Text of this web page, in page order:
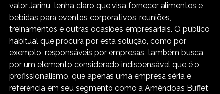
valor Jarinu, tenha claro que visa fornecer alimentos e
bebidas para eventos corporativos, reuniões,
treinamentos e outras ocasiões empresariais. O público
habitual que procura por esta solução, como por
exemplo, responsáveis por empresas, também busca
por um elemento considerado indispensável que é o
profissionalismo, que apenas uma empresa séria e
referência em seu segmento como a Amêndoas Buffet